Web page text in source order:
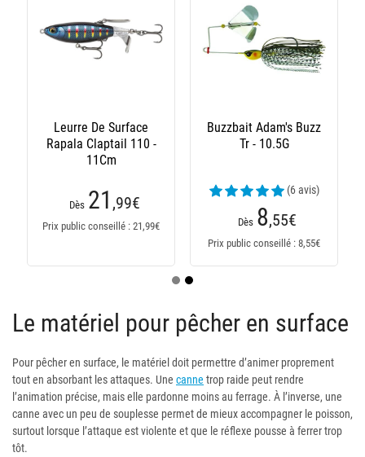
Leurre De Surface
Rapala Claptail 110 -
11Cm
Dès 21 ,99€
Prix public conseillé : 21,99€
Buzzbait Adam's Buzz
Tr - 10.5G
(6 avis)
Dès 8,55€
Prix public conseillé : 8,55€
Le matériel pour pêcher en surface
Pour pêcher en surface, le matériel doit permettre d’animer proprement
tout en absorbant les attaques. Une canne trop raide peut rendre
l’animation précise, mais elle pardonne moins au ferrage. À l’inverse, une
canne avec un peu de souplesse permet de mieux accompagner le poisson,
surtout lorsque l’attaque est violente et que le réflexe pousse à ferrer trop
tôt.